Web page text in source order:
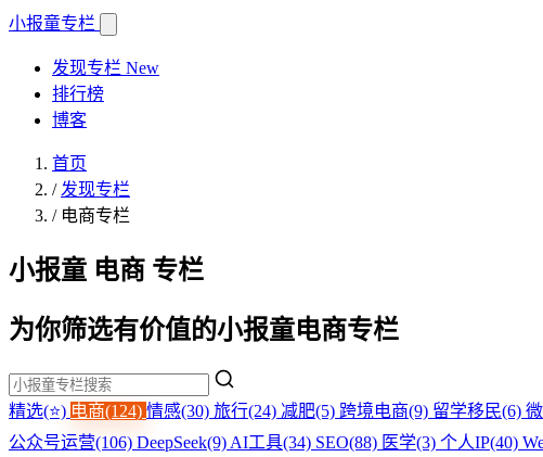
小报童专栏
发现专栏 New
排行榜
博客
首页
/ 发现专栏
/ 电商专栏
小报童 电商 专栏
为你筛选有价值的小报童电商专栏
精选(⭐) 电商(124) 情感(30) 旅行(24) 减肥(5) 跨境电商(9) 留学移民(6)
公众号运营(106) DeepSeek(9) AI工具(34) SEO(88) 医学(3) 个人IP(40)